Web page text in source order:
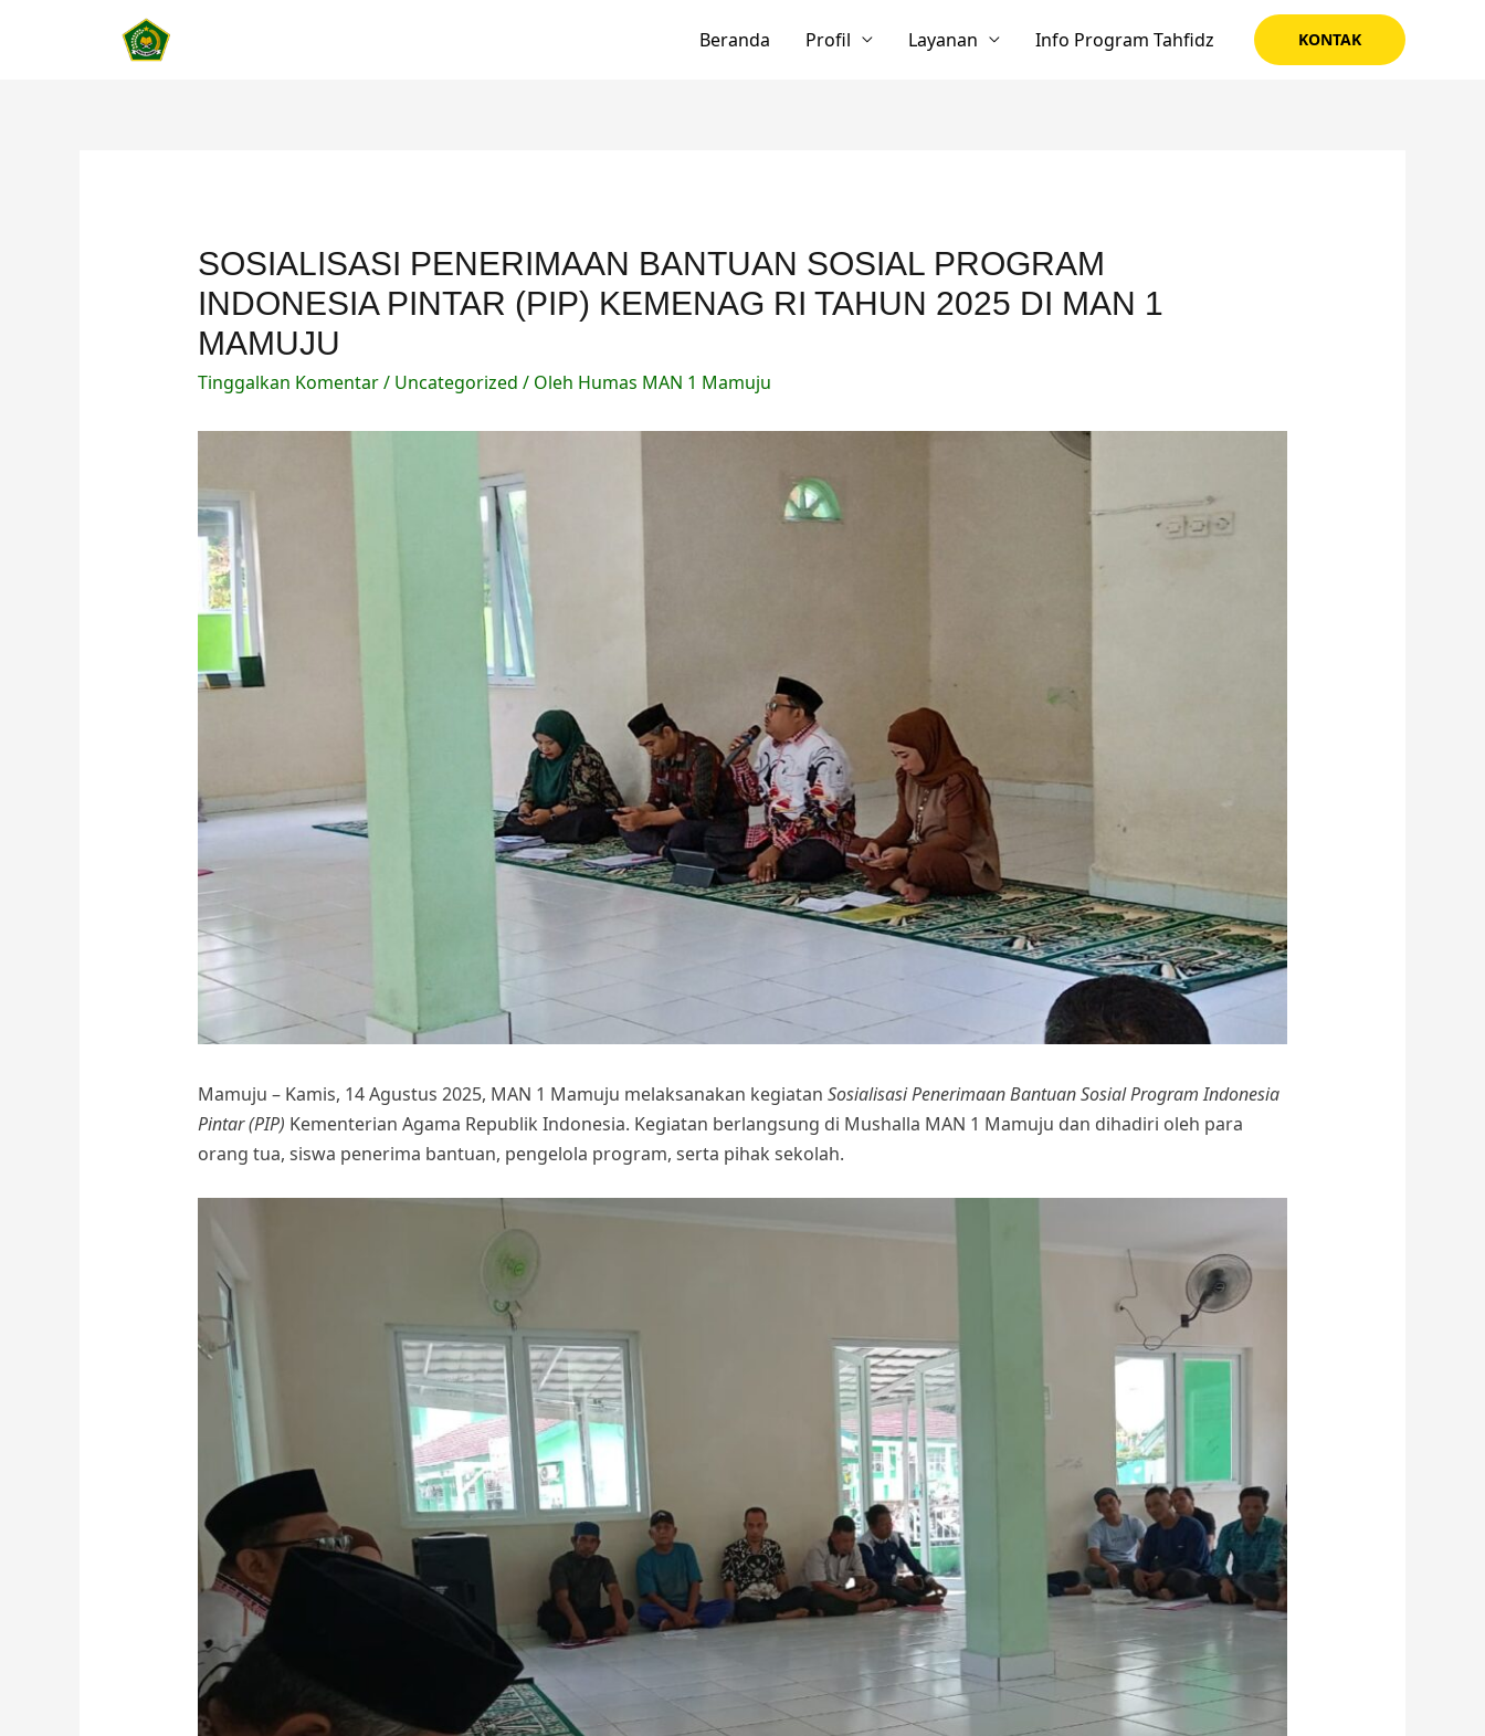
Beranda Profil Layanan Info Program Tahfidz KONTAK
SOSIALISASI PENERIMAAN BANTUAN SOSIAL PROGRAM
INDONESIA PINTAR (PIP) KEMENAG RI TAHUN 2025 DI MAN 1
MAMUJU
Tinggalkan Komentar/ Uncategorized / Oleh Humas MAN 1 Mamuju
Mamuju – Kamis, 14 Agustus 2025, MAN 1 Mamuju melaksanakan kegiatan Sosialisasi Penerimaan Bantuan Sosial Program Indonesia
Pintar (PIP) Kementerian Agama Republik Indonesia. Kegiatan berlangsung di Mushalla MAN 1 Mamuju dan dihadiri oleh para
orang tua, siswa penerima bantuan, pengelola program, serta pihak sekolah.